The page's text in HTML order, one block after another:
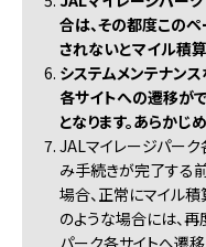
合は、その都度この
されないとマイル積
6. システムメンテナン
各サイトへの遷移が
となります。あらかじ
7. JALマイレージパー
み手続きが完了する
場合、正常にマイル積
のような場合には、